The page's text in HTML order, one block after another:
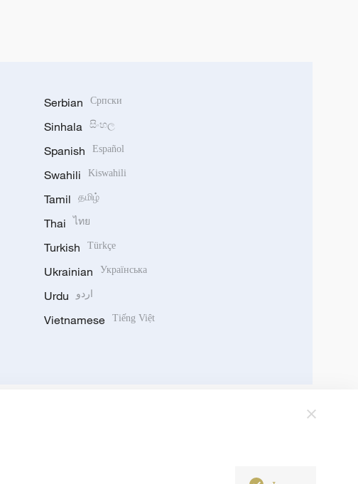
Serbian Српски
Sinhala සිංහල
Spanish Español
Swahili Kiswahili
Tamil தமிழ்
Thai ไทย
Turkish Türkçe
Ukrainian Українська
Urdu اردو
Vietnamese Tiếng Việt